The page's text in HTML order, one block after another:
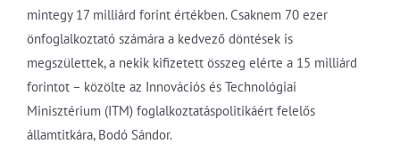
mintegy 17 milliárd forint értékben. Csaknem 70 ezer
önfoglalkoztató számára a kedvező döntések is
megszülettek, a nekik kifizetett összeg elérte a 15 milliárd
forintot – közölte az Innovációs és Technológiai
Minisztérium (ITM) foglalkoztatáspolitikáért felelős
államtitkára, Bodó Sándor.